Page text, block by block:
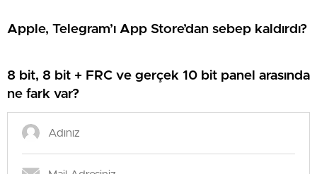
Apple, Telegram’ı App Store’dan sebep kaldırdı?
8 bit, 8 bit + FRC ve gerçek 10 bit panel arasında
ne fark var?